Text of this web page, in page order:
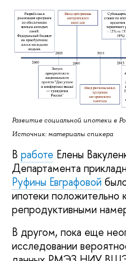
Развитие социальной ипотеки в
Источник: материалы спикера
В работе Елены
Департамента
Руфины Евграфовой
ипотеки положительно
репродуктивными
В другом, пока еще
исследовании